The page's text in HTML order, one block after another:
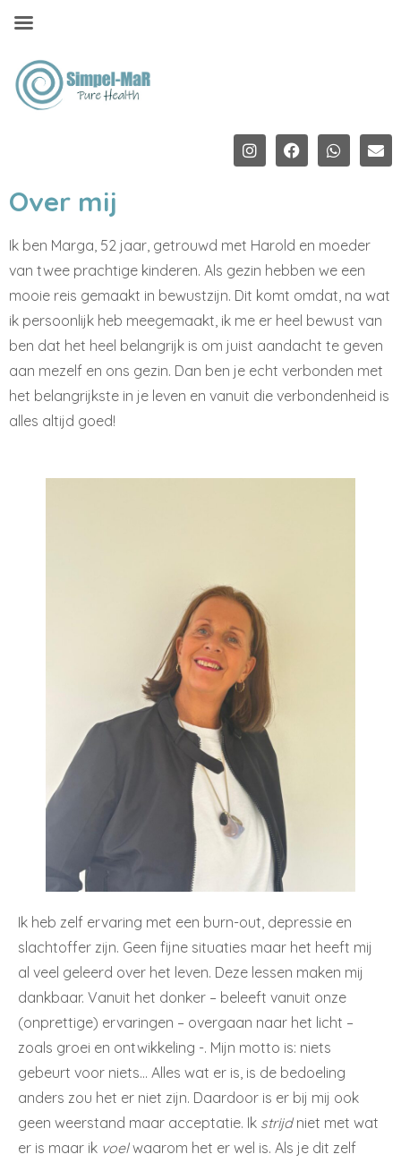
Over mij
Ik ben Marga, 52 jaar, getrouwd met Harold en moeder
van twee prachtige kinderen. Als gezin hebben we een
mooie reis gemaakt in bewustzijn. Dit komt omdat, na wat
ik persoonlijk heb meegemaakt, ik me er heel bewust van
ben dat het heel belangrijk is om juist aandacht te geven
aan mezelf en ons gezin. Dan ben je echt verbonden met
het belangrijkste in je leven en vanuit die verbondenheid is
alles altijd goed!
Ik heb zelf ervaring met een burn-out, depressie en
slachtoffer zijn. Geen fijne situaties maar het heeft mij
al veel geleerd over het leven. Deze lessen maken mij
dankbaar. Vanuit het donker – beleeft vanuit onze
(onprettige) ervaringen – overgaan naar het licht –
zoals groei en ontwikkeling -. Mijn motto is: niets
gebeurt voor niets… Alles wat er is, is de bedoeling
anders zou het er niet zijn. Daardoor is er bij mij ook
geen weerstand maar acceptatie. Ik strijdniet met wat
er is maar ik voelwaarom het er wel is. Als je dit zelf